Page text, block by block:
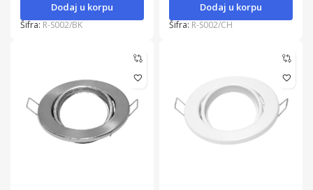
Dodaj u korpu
Šifra: R-S002/BK
Dodaj u korpu
Šifra: R-S002/CH